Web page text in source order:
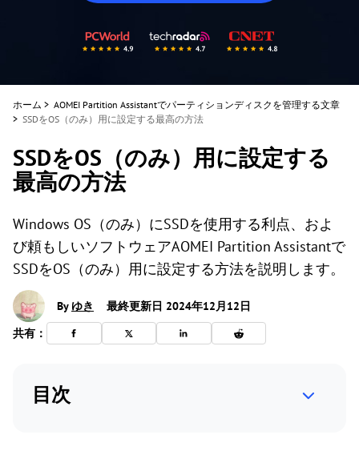
ホーム > AOMEI Partition Assistantでパーティションディスクを管理する文章
> SSDをOS（のみ）用に設定する最高の方法
SSDをOS（のみ）用に設定する
最高の方法
Windows OS（のみ）にSSDを使用する利点、およ
び頼もしいソフトウェアAOMEI Partition Assistantで
SSDをOS（のみ）用に設定する方法を説明します。
By ゆき
最終更新日 2024年12月12日
共有：
目次